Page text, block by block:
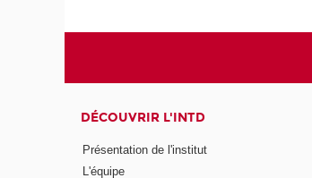
DÉCOUVRIR L'INTD
Présentation de l'institut
L'équipe